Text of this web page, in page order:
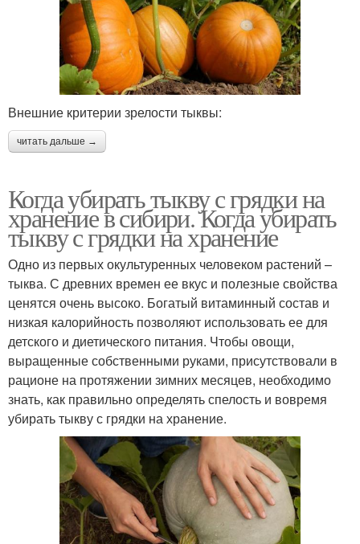
Внешние критерии зрелости тыквы:
читать дальше →
Когда убирать тыкву с грядки на
хранение в сибири. Когда убирать
тыкву с грядки на хранение
Одно из первых окультуренных человеком растений –
тыква. С древних времен ее вкус и полезные свойства
ценятся очень высоко. Богатый витаминный состав и
низкая калорийность позволяют использовать ее для
детского и диетического питания. Чтобы овощи,
выращенные собственными руками, присутствовали в
рационе на протяжении зимних месяцев, необходимо
знать, как правильно определять спелость и вовремя
убирать тыкву с грядки на хранение.